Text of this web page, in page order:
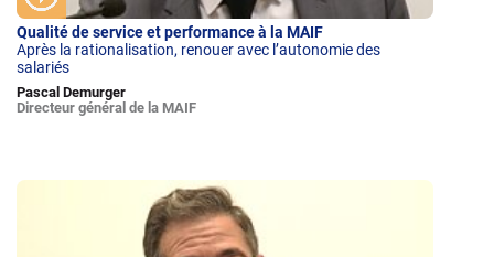
Qualité de service et performance à la MAIF
Après la rationalisation, renouer avec l’autonomie des
salariés
Pascal Demurger
Directeur général de la MAIF